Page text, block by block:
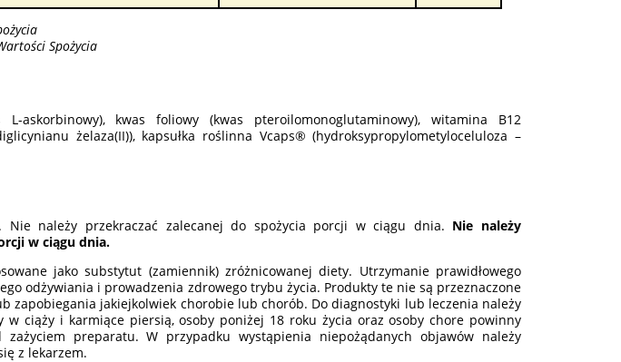
Spożycia
askorbinowy), kwas foliowy (kwas pteroilomonoglutaminowy), witamina B12
żelaza(II)), kapsułka roślinna Vcaps® (hydroksypropylometyloceluloza –
Nie należy przekraczać zalecanej do spożycia porcji w ciągu dnia. Nie należy
w ciągu dnia.
jako substytut (zamiennik) zróżnicowanej diety. Utrzymanie prawidłowego
odżywiania i prowadzenia zdrowego trybu życia. Produkty te nie są przeznaczone
zapobiegania jakiejkolwiek chorobie lub chorób. Do diagnostyki lub leczenia należy
w ciąży i karmiące piersią, osoby poniżej 18 roku życia oraz osoby chore powinny
preparatu. W przypadku wystąpienia niepożądanych objawów należy
z lekarzem.